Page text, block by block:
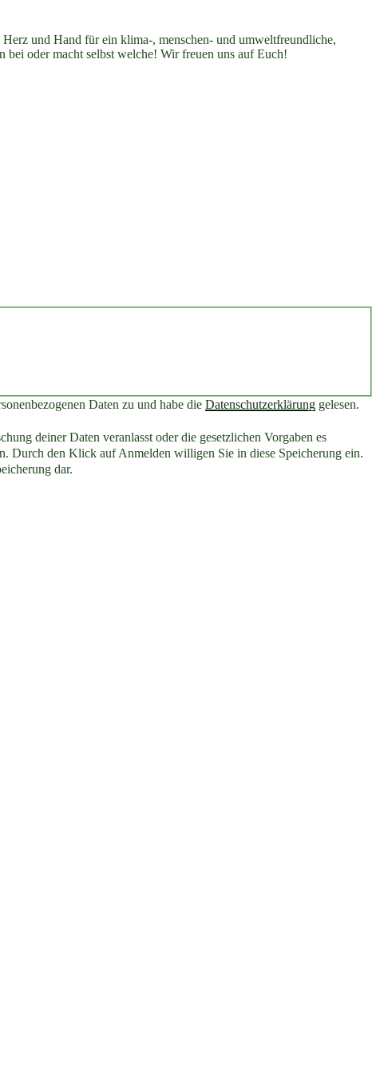
und Hand für ein klima-, menschen- und umweltfreundliche,
bei oder macht selbst welche! Wir freuen uns auf Euch!
Daten zu und habe die Datenschutzerklärung gelesen.
deiner Daten veranlasst oder die gesetzlichen Vorgaben es
Durch den Klick auf Anmelden willigen Sie in diese Speicherung ein.
dar.